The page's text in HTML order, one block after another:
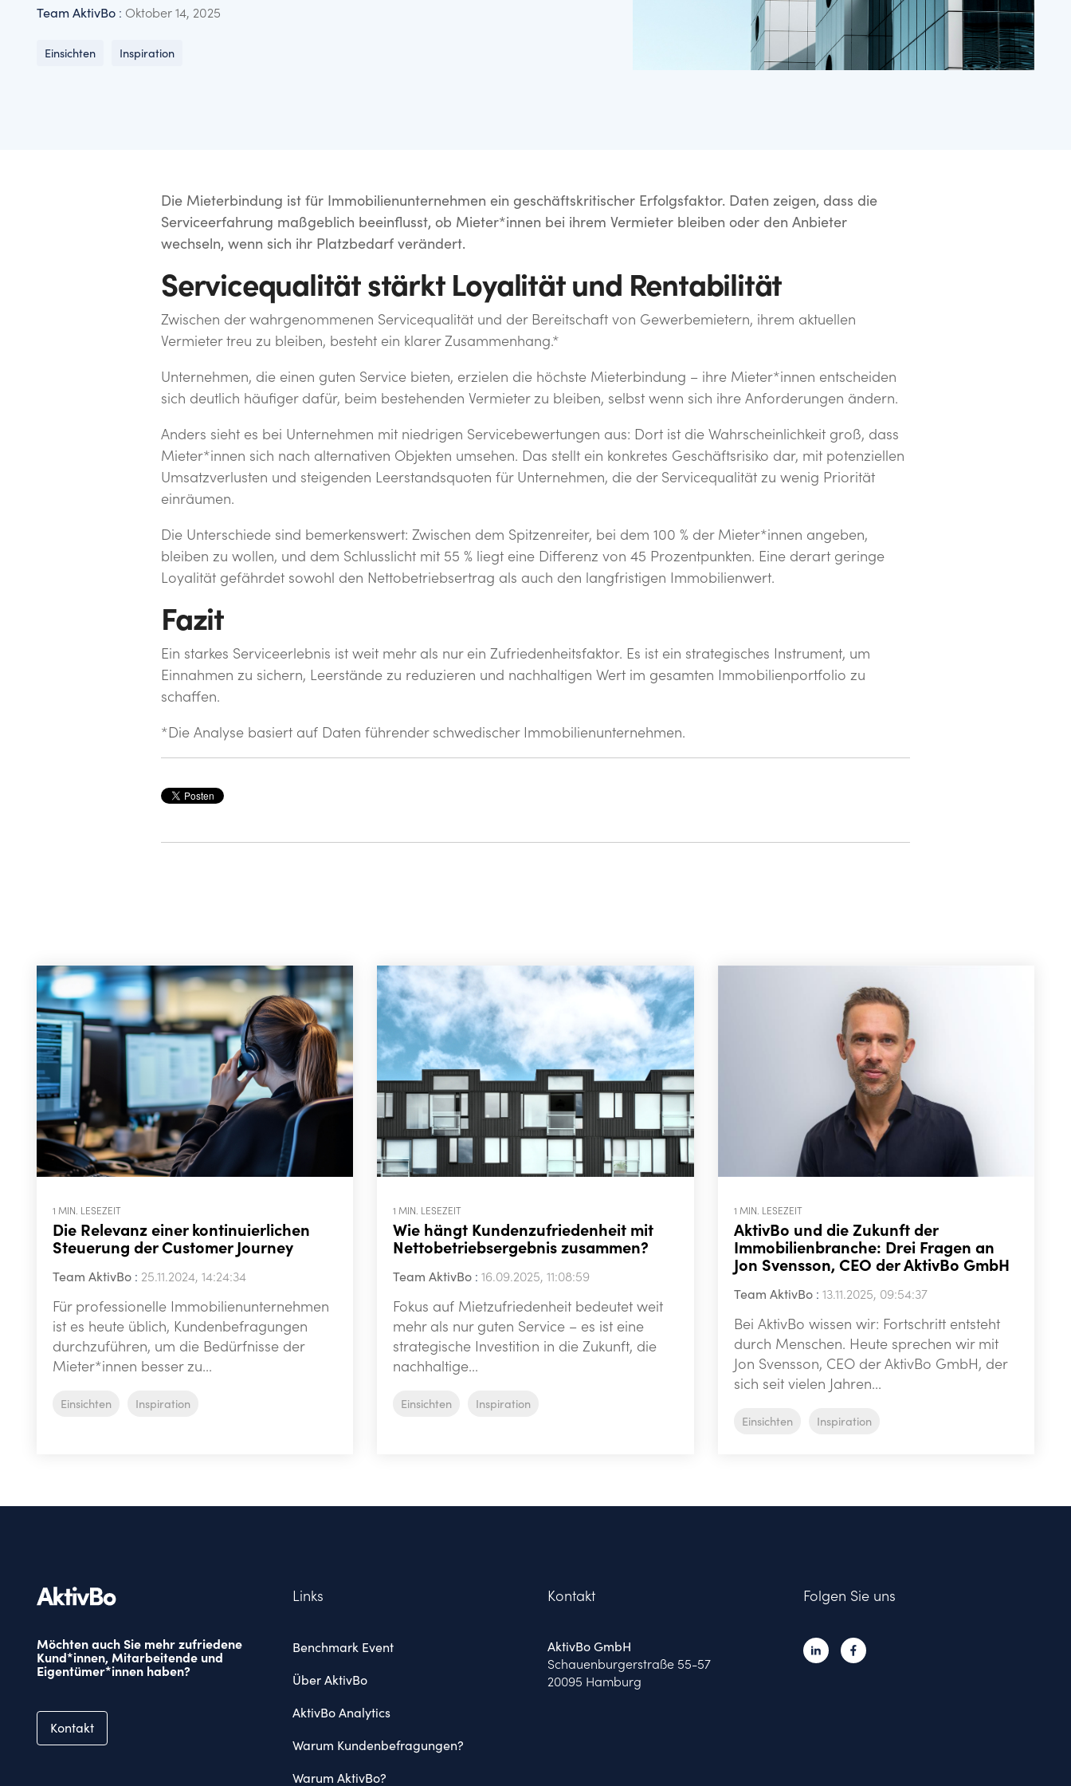
Unsere Daten und unsere Best Practices helfen Ihnen, Ziele und Impulse zu
Hier finden Sie unsere neuesten Nachrichten, Pressematerialien und
Team AktivBo : Oktober 14, 2025
Einsichten Inspiration
Die Mieterbindung ist für Immobilienunternehmen ein geschäftskritischer Erfolgsfaktor. Daten zeigen, dass die
Serviceerfahrung maßgeblich beeinflusst, ob Mieter*innen bei ihrem Vermieter bleiben oder den Anbieter
wechseln, wenn sich ihr Platzbedarf verändert.
Servicequalität stärkt Loyalität und Rentabilität
Zwischen der wahrgenommenen Servicequalität und der Bereitschaft von Gewerbemietern, ihrem aktuellen
Vermieter treu zu bleiben, besteht ein klarer Zusammenhang.*
Unternehmen, die einen guten Service bieten, erzielen die höchste Mieterbindung – ihre Mieter*innen entscheiden
sich deutlich häufiger dafür, beim bestehenden Vermieter zu bleiben, selbst wenn sich ihre Anforderungen ändern.
Anders sieht es bei Unternehmen mit niedrigen Servicebewertungen aus: Dort ist die Wahrscheinlichkeit groß, dass
Mieter*innen sich nach alternativen Objekten umsehen. Das stellt ein konkretes Geschäftsrisiko dar, mit potenziellen
Umsatzverlusten und steigenden Leerstandsquoten für Unternehmen, die der Servicequalität zu wenig Priorität
einräumen.
Die Unterschiede sind bemerkenswert: Zwischen dem Spitzenreiter, bei dem 100 % der Mieter*innen angeben,
bleiben zu wollen, und dem Schlusslicht mit 55 % liegt eine Differenz von 45 Prozentpunkten. Eine derart geringe
Loyalität gefährdet sowohl den Nettobetriebsertrag als auch den langfristigen Immobilienwert.
Fazit
Ein starkes Serviceerlebnis ist weit mehr als nur ein Zufriedenheitsfaktor. Es ist ein strategisches Instrument, um
Einnahmen zu sichern, Leerstände zu reduzieren und nachhaltigen Wert im gesamten Immobilienportfolio zu
schaffen.
*Die Analyse basiert auf Daten führender schwedischer Immobilienunternehmen.
1 MIN. LESEZEIT
Die Relevanz einer kontinuierlichen
Steuerung der Customer Journey
Team AktivBo : 25.11.2024, 14:24:34
Für professionelle Immobilienunternehmen
ist es heute üblich, Kundenbefragungen
durchzuführen, um die Bedürfnisse der
Mieter*innen besser zu...
Einsichten Inspiration
1 MIN. LESEZEIT
Wie hängt Kundenzufriedenheit mit
Nettobetriebsergebnis zusammen?
Team AktivBo :16.09.2025, 11:08:59
Fokus auf Mietzufriedenheit bedeutet weit
mehr als nur guten Service – es ist eine
strategische Investition in die Zukunft, die
nachhaltige...
Einsichten Inspiration
1 MIN. LESEZEIT
AktivBo und die Zukunft der
Immobilienbranche: Drei Fragen an
Jon Svensson, CEO der AktivBo GmbH
Team AktivBo: 13.11.2025, 09:54:37
Bei AktivBo wissen wir: Fortschritt entsteht
durch Menschen. Heute sprechen wir mit
Jon Svensson, CEO der AktivBo GmbH, der
sich seit vielen Jahren...
Einsichten Inspiration
Möchten auch Sie mehr zufriedene
Kund*innen, Mitarbeitende und
Eigentümer*innen haben?
Kontakt
Links
Benchmark Event
Über AktivBo
AktivBo Analytics
Warum Kundenbefragungen?
Warum AktivBo?
Kontakt
AktivBo GmbH
Schauenburgerstraße 55-57
20095 Hamburg
Folgen Sie uns